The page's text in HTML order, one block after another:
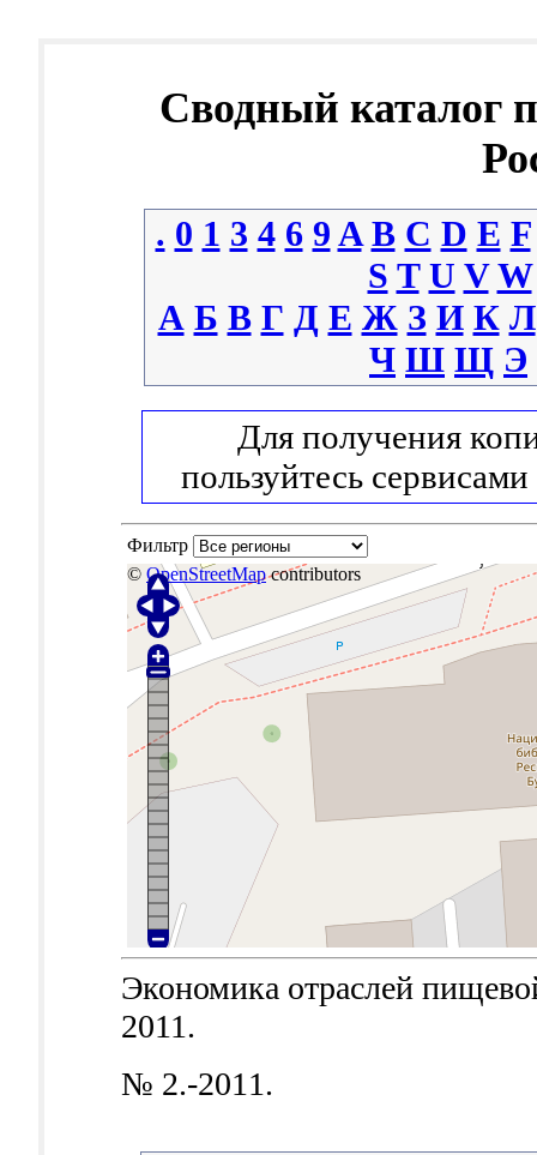
Сводный каталог
. 0 1 3 4 6 9 A B C D E F
S T U V W
А Б В Г Д Е Ж З И К Л
Ч Ш Щ Э
Для получения
пользуйтесь сервисами
Фильтр
© OpenStreetMapcontributors
Экономика отраслей
2011.
№ 2.-2011.